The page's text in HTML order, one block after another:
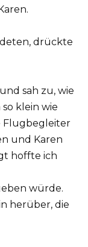
drückte
sah zu, wie
klein wie
Flugbegleiter
und Karen
hoffte ich
würde.
herüber, die